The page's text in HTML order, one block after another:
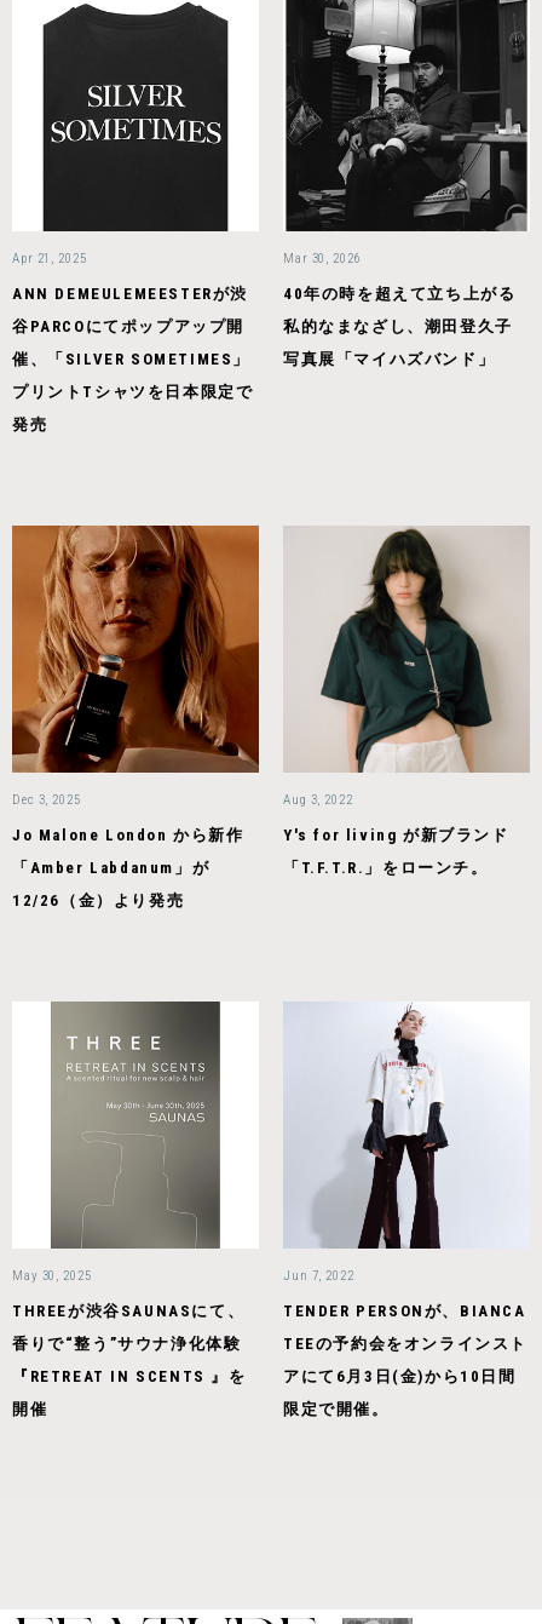
Apr 21, 2025
ANN DEMEULEMEESTERが渋
谷PARCOにてポップアップ開
催、「SILVER SOMETIMES」
プリントTシャツを日本限定で
発売
Mar 30, 2026
40年の時を超えて立ち上がる
私的なまなざし、潮田登久子
写真展「マイハズバンド」
Dec 3, 2025
Jo Malone London から新作
「Amber Labdanum」が
12/26（金）より発売
Aug 3, 2022
Y's for living が新ブランド
「T.F.T.R.」をローンチ。
May 30, 2025
THREEが渋谷SAUNASにて、
香りで“整う”サウナ浄化体験
『RETREAT IN SCENTS 』を
開催
Jun 7, 2022
TENDER PERSONが、BIANCA
TEEの予約会をオンラインスト
アにて6月3日(金)から10日間
限定で開催。